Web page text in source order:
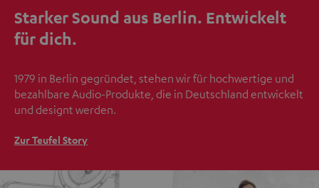
Starker Sound aus Berlin. Entwickelt
für dich.
1979 in Berlin gegründet, stehen wir für hochwertige und
bezahlbare Audio-Produkte, die in Deutschland entwickelt
und designt werden.
Zur Teufel Story